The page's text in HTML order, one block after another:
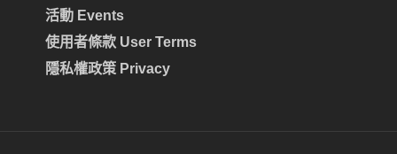
活動 Events
使用者條款 User Terms
隱私權政策 Privacy